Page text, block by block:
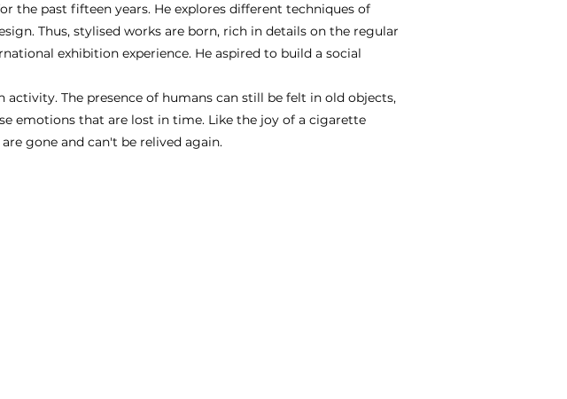
the past fifteen years. He explores different techniques of
Thus, stylised works are born, rich in details on the regular
exhibition experience. He aspired to build a social
The presence of humans can still be felt in old objects,
emotions that are lost in time. Like the joy of a cigarette
gone and can't be relived again.